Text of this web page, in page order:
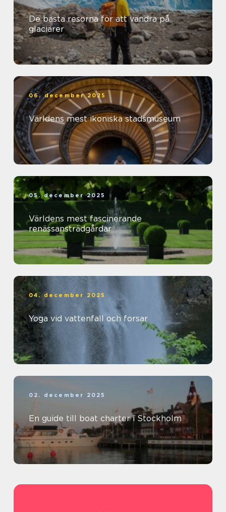
De bästa resorna för att vandra på
glaciärer
06. december 2025
Världens mest ikoniska stadsmuseum
05. december 2025
Världens mest fascinerande
renässansträdgårdar
04. december 2025
Yoga vid vattenfall och forsar
02. december 2025
En guide till boat charter i Stockholm